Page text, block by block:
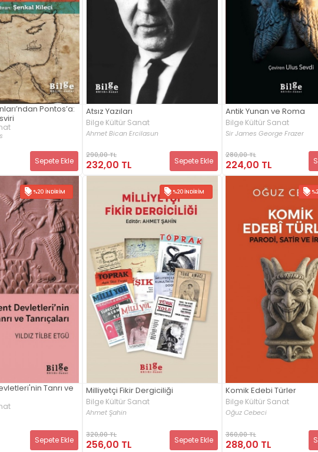
Pontos’a:
Sepete Ekle
Atsız Yazıları
Bilge Kültür Sanat
Ahmet Bican Ercilasun
290,00 TL
232,00 TL Sepete Ekle
Antik Yunan ve Roma
Bilge Kültür Sanat
Sir James George Frazer
280,00 TL
224,00 TL
%20 İNDIRIM
Tanrı ve
Sepete Ekle
%20 İNDIRIM
Milliyetçi Fikir Dergiciliği
Bilge Kültür Sanat
Ahmet Şahin
320,00 TL
256,00 TL Sepete Ekle
Komik Edebi Türler
Bilge Kültür Sanat
Oğuz Cebeci
360,00 TL
288,00 TL